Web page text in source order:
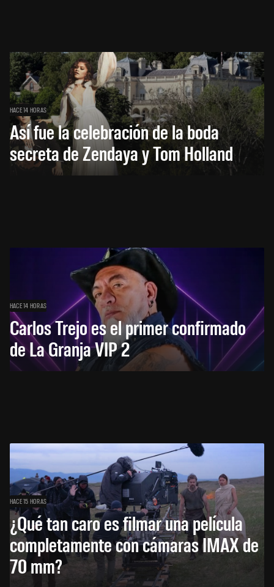
HACE 14 HORAS
Así fue la celebración de la boda
secreta de Zendaya y Tom Holland
HACE 14 HORAS
Carlos Trejo es el primer confirmado
de La Granja VIP 2
HACE 15 HORAS
¿Qué tan caro es filmar una película
completamente con cámaras IMAX de
70 mm?